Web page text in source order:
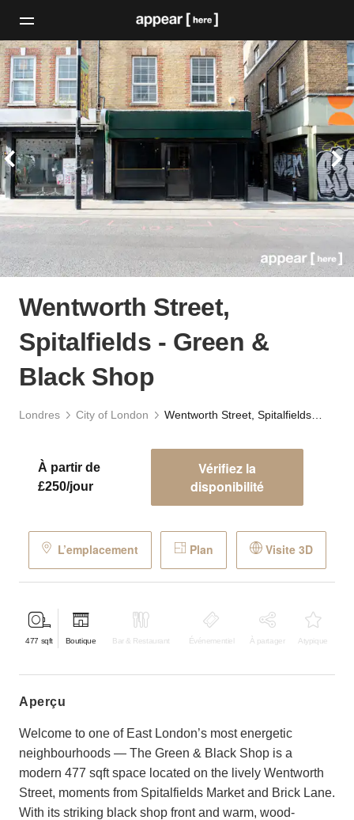
Wentworth Street,
Spitalfields - Green &
Black Shop
Londres City of London
À partir de
£250/jour
Vérifiez la
disponibilité
L’emplacement Plan Visite 3D
477 sqft Boutique Bar & Restaurant Événementiel À partager Atypique
aperçu
Welcome to one of East London’s most energetic
neighbourhoods — The Green & Black Shop is a
modern 477 sqft space located on the lively Wentworth
Street, moments from Spitalfields Market and Brick Lane.
With its striking black shop front and warm, wood-